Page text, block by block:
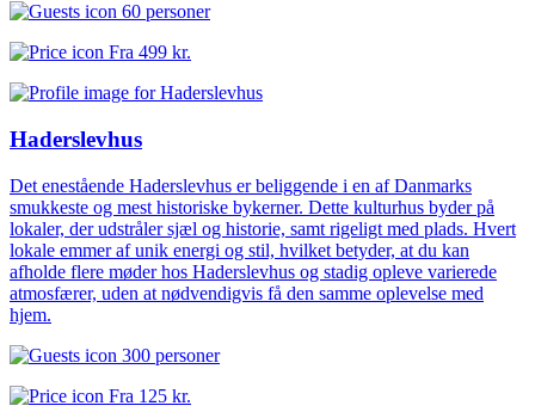
60 personer
Fra 499 kr.
Haderslevhus
Det enestående Haderslevhus er beliggende i en af Danmarks
smukkeste og mest historiske bykerner. Dette kulturhus byder på
lokaler, der udstråler sjæl og historie, samt rigeligt med plads. Hvert
lokale emmer af unik energi og stil, hvilket betyder, at du kan
afholde flere møder hos Haderslevhus og stadig opleve varierede
atmosfærer, uden at nødvendigvis få den samme oplevelse med
hjem.
300 personer
Fra 125 kr.